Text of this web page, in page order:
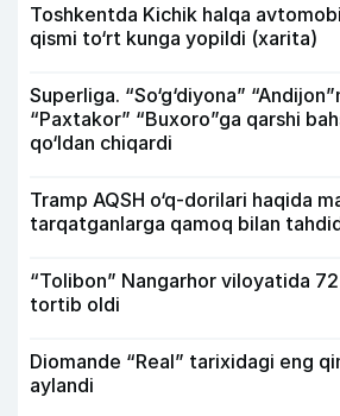
Toshkentda Kichik halqa
qismi to‘rt kunga yopildi (xarita)
Superliga. “So‘g‘diyona”
“Paxtakor” “Buxoro”ga qarshi
qo‘ldan chiqardi
Tramp AQSH o‘q-dorilari haqida
tarqatganlarga qamoq bilan
“Tolibon” Nangarhor viloyatida
tortib oldi
Diomande “Real” tarixidagi eng
aylandi